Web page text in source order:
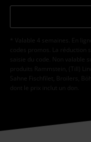
* Valable 4 semaines. En
codes promos. La
saisie du code. Non valable
produits Rammstein, (Till)
Sahne Fischfilet, Broilers,
dont le prix inclut un don.